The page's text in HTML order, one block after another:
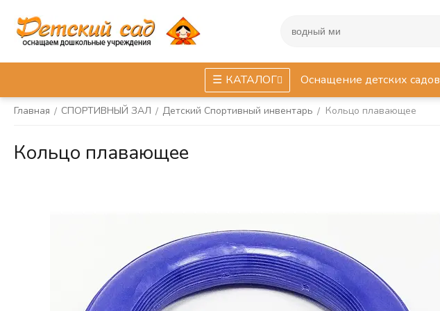
КАТАЛОГ Оснащение детских садов
Главная / СПОРТИВНЫЙ ЗАЛ / Детский Спортивный инвентарь / Кольцо плавающее
Кольцо плавающее